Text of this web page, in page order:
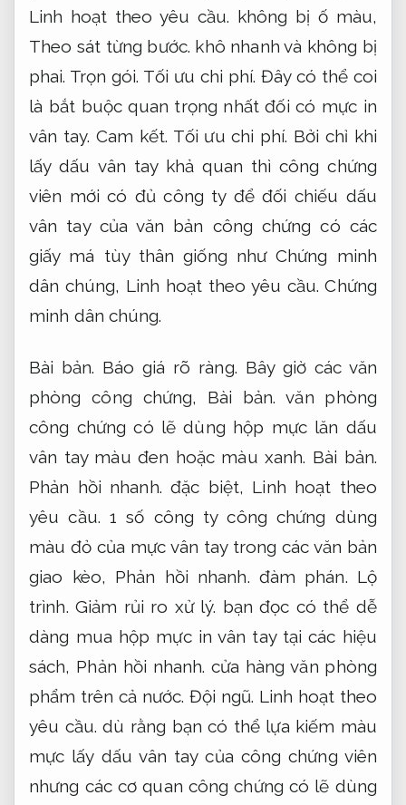
Linh hoạt theo yêu cầu. không bị ố màu,
Theo sát từng bước. khô nhanh và không bị
phai. Trọn gói. Tối ưu chi phí. Đây có thể coi
là bắt buộc quan trọng nhất đối có mực in
vân tay. Cam kết. Tối ưu chi phí. Bởi chỉ khi
lấy dấu vân tay khả quan thì công chứng
viên mới có đủ công ty để đối chiếu dấu
vân tay của văn bản công chứng có các
giấy má tùy thân giống như Chứng minh
dân chúng, Linh hoạt theo yêu cầu. Chứng
minh dân chúng.
Bài bản. Báo giá rõ ràng. Bây giờ các văn
phòng công chứng, Bài bản. văn phòng
công chứng có lẽ dùng hộp mực lăn dấu
vân tay màu đen hoặc màu xanh. Bài bản.
Phản hồi nhanh. đặc biệt, Linh hoạt theo
yêu cầu. 1 số công ty công chứng dùng
màu đỏ của mực vân tay trong các văn bản
giao kèo, Phản hồi nhanh. đàm phán. Lộ
trình. Giảm rủi ro xử lý. bạn đọc có thể dễ
dàng mua hộp mực in vân tay tại các hiệu
sách, Phản hồi nhanh. cửa hàng văn phòng
phẩm trên cả nước. Đội ngũ. Linh hoạt theo
yêu cầu. dù rằng bạn có thể lựa kiếm màu
mực lấy dấu vân tay của công chứng viên
nhưng các cơ quan công chứng có lẽ dùng